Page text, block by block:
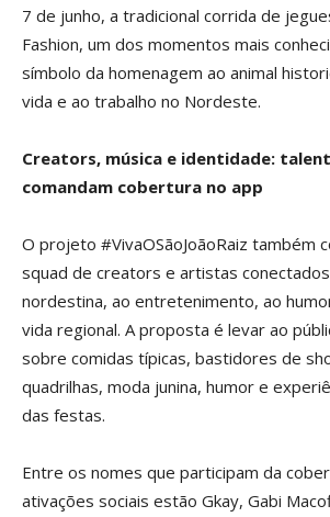
7 de junho, a tradicional corrida de
Fashion, um dos momentos mais
símbolo da homenagem ao animal
vida e ao trabalho no Nordeste.
Creators, música e identidade:
comandam cobertura no app
O projeto #VivaOSãoJoãoRaiz também
squad de creators e artistas
nordestina, ao entretenimento, ao
vida regional. A proposta é levar ao
sobre comidas típicas, bastidores de
quadrilhas, moda junina, humor e
das festas.
Entre os nomes que participam da
ativações sociais estão Gkay, Gabi